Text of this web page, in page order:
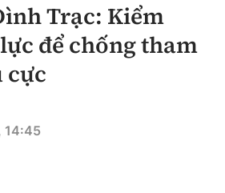
Trạc: Kiểm
để chống tham
cực
14:45